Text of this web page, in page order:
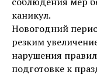
каникул.
Новогодний
резким
нарушения
подготовке к